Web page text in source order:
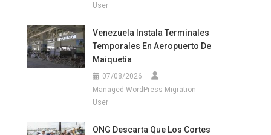
User
Venezuela Instala Terminales
Temporales En Aeropuerto De
Maiquetía
07/08/2026
Managed WordPress Migration
User
ONG Descarta Que Los Cortes